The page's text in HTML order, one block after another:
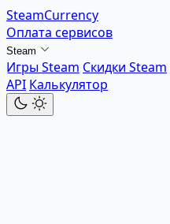
SteamCurrency
Оплата сервисов
Steam
Игры Steam Скидки Steam
API Калькулятор